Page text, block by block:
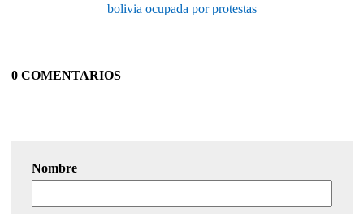
bolivia ocupada por protestas
0 COMENTARIOS
Nombre